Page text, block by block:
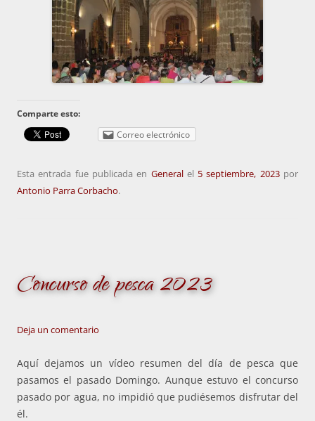
Comparte esto:
Correo electrónico
Esta entrada fue publicada en Generalel 5 septiembre, 2023por
Antonio Parra Corbacho.
Concurso de pesca 2023
Deja un comentario
Aquí dejamos un vídeo resumen del día de pesca que
pasamos el pasado Domingo. Aunque estuvo el concurso
pasado por agua, no impidió que pudiésemos disfrutar del
él.